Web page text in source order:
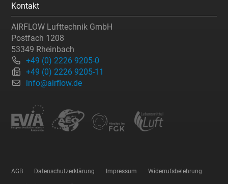
Kontakt
AIRFLOW Lufttechnik GmbH
Postfach 1208
53349 Rheinbach
+49 (0) 2226 9205-0
+49 (0) 2226 9205-11
info@airflow.de
AGB Datenschutzerklärung Impressum Widerrufsbelehrung